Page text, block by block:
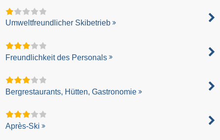
Umweltfreundlicher Skibetrieb
Freundlichkeit des Personals
Bergrestaurants, Hütten, Gastronomie
Après-Ski